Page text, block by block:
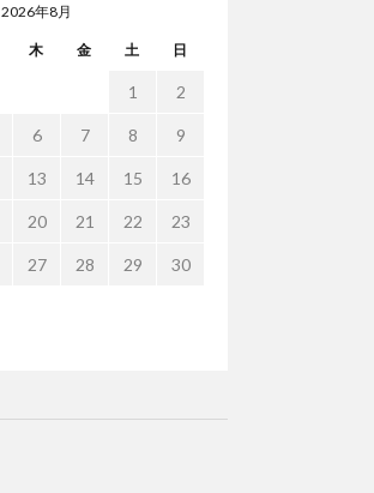
2026年8月
木 金 土 日
1 2
6 7 8 9
13 14 15 16
20 21 22 23
27 28 29 30